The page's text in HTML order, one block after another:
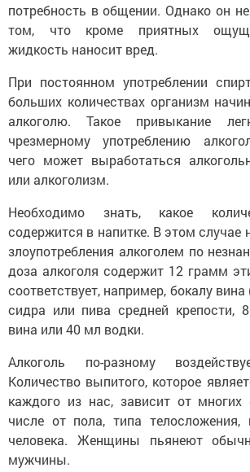
потребность в общении. Однако он
том, что кроме приятных
жидкость наносит вред.
При постоянном употреблении
больших количествах организм
алкоголю. Такое привыкание
чрезмерному употреблению
чего может выработаться
или алкоголизм.
Необходимо знать, какое
содержится в напитке. В этом случае
злоупотребления алкоголем по
доза алкоголя содержит 12 грамм
соответствует, например, бокалу
сидра или пива средней крепости,
вина или 40 мл водки.
Алкоголь по-разному
Количество выпитого, которое
каждого из нас, зависит от
числе от пола, типа телосложения,
человека. Женщины пьянеют
мужчины.